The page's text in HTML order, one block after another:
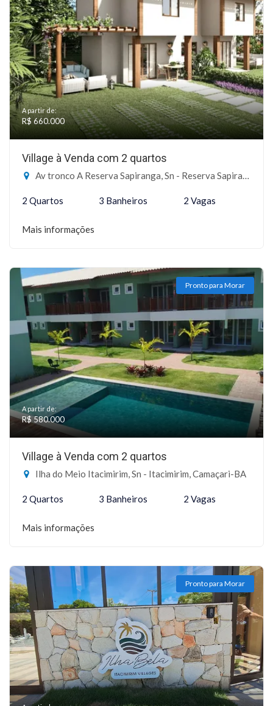
A partir de:
R$ 660.000
Village à Venda com 2 quartos
Av tronco A Reserva Sapiranga, Sn - Reserva Sapiranga, Mata de São João-BA
2 Quartos 3 Banheiros 2 Vagas
Mais informações
Pronto para Morar
A partir de:
R$ 580.000
Village à Venda com 2 quartos
Ilha do Meio Itacimirim, Sn - Itacimirim, Camaçari-BA
2 Quartos 3 Banheiros 2 Vagas
Mais informações
Pronto para Morar